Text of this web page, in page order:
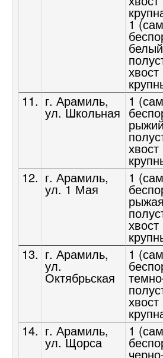
1
11. г. Арамиль,
ул. Школьная
1
12. г. Арамиль,
ул. 1 Мая
1
13. г. Арамиль,
ул.
Октябрьская
1
14. г. Арамиль,
ул. Щорса
1